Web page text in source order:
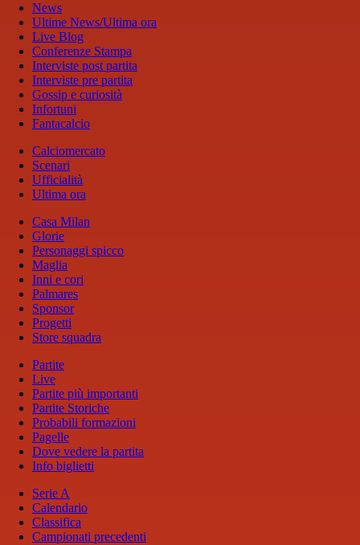
News
Ultime News/Ultima ora
Live Blog
Conferenze Stampa
Interviste post partita
Interviste pre partita
Gossip e curiosità
Infortuni
Fantacalcio
Calciomercato
Scenari
Ufficialità
Ultima ora
Casa Milan
Glorie
Personaggi spicco
Maglia
Inni e cori
Palmares
Sponsor
Progetti
Store squadra
Partite
Live
Partite più importanti
Partite Storiche
Probabili formazioni
Pagelle
Dove vedere la partita
Info biglietti
Serie A
Calendario
Classifica
Campionati precedenti